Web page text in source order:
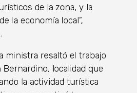
de la zona, y la
la economía local”,
ministra resaltó el trabajo
localidad que
la actividad turística